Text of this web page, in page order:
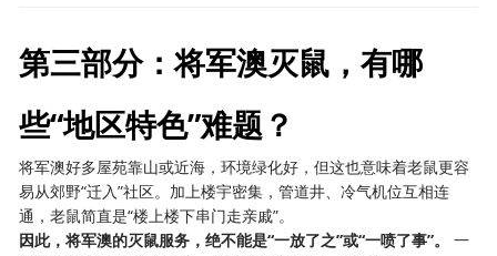
第三部分：将军澳灭鼠，有哪
些“地区特色”难题？
将军澳好多屋苑靠山或近海，环境绿化好，但这也意味着老鼠更容
易从郊野“迁入”社区。加上楼宇密集，管道井、冷气机位互相连
通，老鼠简直是“楼上楼下串门走亲戚”。
因此，将军澳的灭鼠服务，绝不能是“一放了之”或“一喷了事”。
​ 一